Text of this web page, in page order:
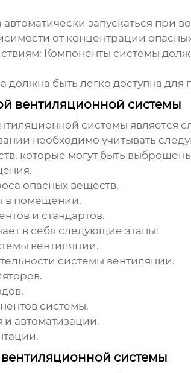
запускаться при
от концентрации
Компоненты системы
должна быть легко доступна
вентиляционной системы
системы является
необходимо учитывать
которые могут быть
опасных веществ.
в помещении.
и стандартов.
в себя следующие этапы:
вентиляции.
системы вентиляции.
системы.
и автоматизации.
системы